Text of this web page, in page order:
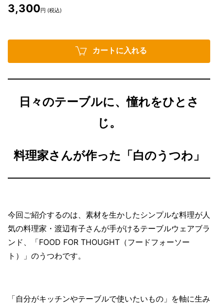
3,300円 (税込)
カートに入れる
日々のテーブルに、憧れをひとさ
じ。
料理家さんが作った「白のうつわ」
今回ご紹介するのは、素材を生かしたシンプルな料理が人
気の料理家・渡辺有子さんが手がけるテーブルウェアブラ
ンド、「FOOD FOR THOUGHT（フードフォーソー
ト）」のうつわです。
「自分がキッチンやテーブルで使いたいもの」を軸に生み